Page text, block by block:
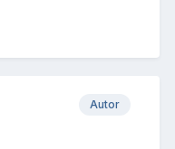
Autor